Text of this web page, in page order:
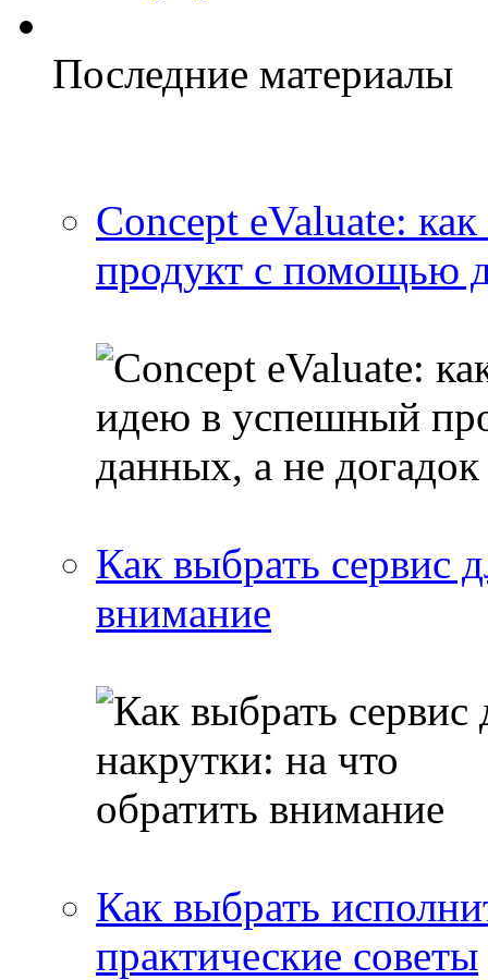
Последние материалы
Concept eValuate:
продукт с помощью
Как выбрать сервис
внимание
Как выбрать
практические советы